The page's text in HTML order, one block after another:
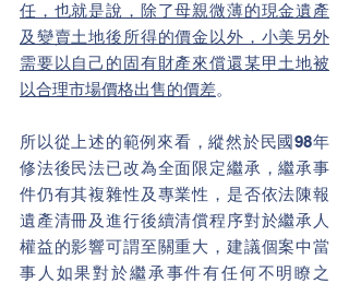
任，也就是說，除了母親微薄的現金遺產
及變賣土地後所得的價金以外，小美另外
需要以自己的固有財產來償還某甲土地被
以合理市場價格出售的價差。
所以從上述的範例來看，縱然於民國98年
修法後民法已改為全面限定繼承，繼承事
件仍有其複雜性及專業性，是否依法陳報
遺產清冊及進行後續清償程序對於繼承人
權益的影響可謂至關重大，建議個案中當
事人如果對於繼承事件有任何不明瞭之